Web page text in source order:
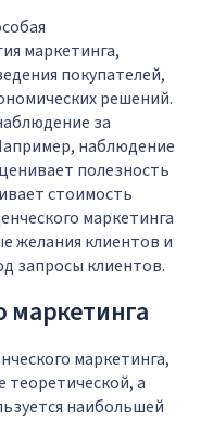
маркетинга,
покупателей,
решений.
за
наблюдение
полезность
стоимость
маркетинга
желания клиентов и
запросы клиентов.
маркетинга
маркетинга,
теоретической, а
наибольшей